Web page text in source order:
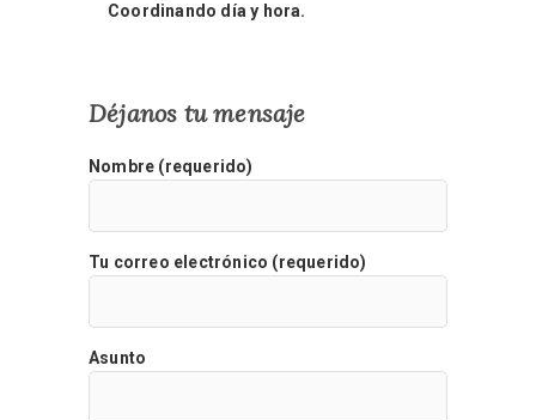
Coordinando día y hora.
Déjanos tu mensaje
Nombre (requerido)
Tu correo electrónico (requerido)
Asunto